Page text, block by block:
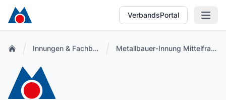
VerbandsPortal
Innungen & Fachbetriebe Metallbauer-Innung Mittelfranken-Süd